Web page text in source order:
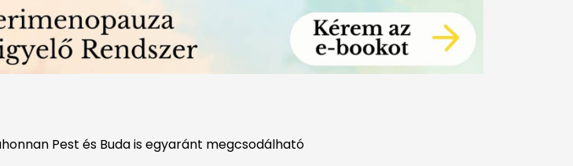
Pest és Buda is egyaránt megcsodálható